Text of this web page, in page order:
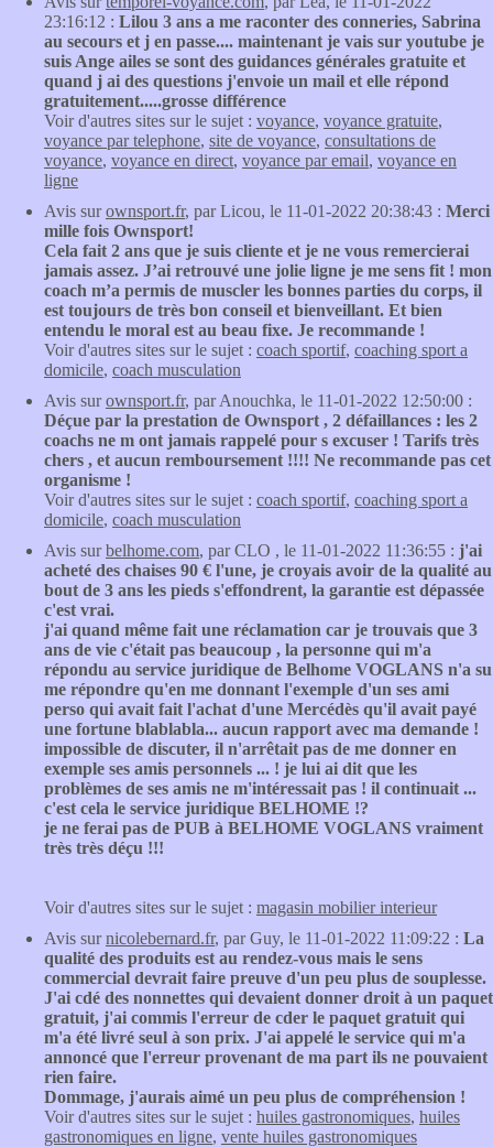
23:16:12 : Lilou 3 ans a me raconter des conneries, Sabrina
au secours et j en passe.... maintenant je vais sur youtube je
suis Ange ailes se sont des guidances générales gratuite et
quand j ai des questions j'envoie un mail et elle répond
gratuitement.....grosse différence
Voir d'autres sites sur le sujet : voyance, voyance gratuite,
voyance par telephone, site de voyance, consultations de
voyance, voyance en direct, voyance par email, voyance en
ligne
Avis surownsport.fr, par Licou, le 11-01-2022 20:38:43 : Merci
mille fois Ownsport!
Cela fait 2 ans que je suis cliente et je ne vous remercierai
jamais assez. J’ai retrouvé une jolie ligne je me sens fit ! mon
coach m’a permis de muscler les bonnes parties du corps, il
est toujours de très bon conseil et bienveillant. Et bien
entendu le moral est au beau fixe. Je recommande !
Voir d'autres sites sur le sujet : coach sportif, coaching sport a
domicile, coach musculation
Avis surownsport.fr, par Anouchka, le 11-01-2022 12:50:00 :
Déçue par la prestation de Ownsport , 2 défaillances : les 2
coachs ne m ont jamais rappelé pour s excuser ! Tarifs très
chers , et aucun remboursement !!!! Ne recommande pas cet
organisme !
Voir d'autres sites sur le sujet : coach sportif, coaching sport a
domicile, coach musculation
Avis surbelhome.com, par CLO , le 11-01-2022 11:36:55 : j'ai
acheté des chaises 90 € l'une, je croyais avoir de la qualité au
bout de 3 ans les pieds s'effondrent, la garantie est dépassée
c'est vrai.
j'ai quand même fait une réclamation car je trouvais que 3
ans de vie c'était pas beaucoup , la personne qui m'a
répondu au service juridique de Belhome VOGLANS n'a su
me répondre qu'en me donnant l'exemple d'un ses ami
perso qui avait fait l'achat d'une Mercédès qu'il avait payé
une fortune blablabla... aucun rapport avec ma demande !
impossible de discuter, il n'arrêtait pas de me donner en
exemple ses amis personnels ... ! je lui ai dit que les
problèmes de ses amis ne m'intéressait pas ! il continuait ...
c'est cela le service juridique BELHOME !?
je ne ferai pas de PUB à BELHOME VOGLANS vraiment
très très déçu !!!
Voir d'autres sites sur le sujet : magasin mobilier interieur
Avis surnicolebernard.fr, par Guy, le 11-01-2022 11:09:22 : La
qualité des produits est au rendez-vous mais le sens
commercial devrait faire preuve d'un peu plus de souplesse.
J'ai cdé des nonnettes qui devaient donner droit à un paquet
gratuit, j'ai commis l'erreur de cder le paquet gratuit qui
m'a été livré seul à son prix. J'ai appelé le service qui m'a
annoncé que l'erreur provenant de ma part ils ne pouvaient
rien faire.
Dommage, j'aurais aimé un peu plus de compréhension !
Voir d'autres sites sur le sujet : huiles gastronomiques, huiles
gastronomiques en ligne, vente huiles gastronomiques